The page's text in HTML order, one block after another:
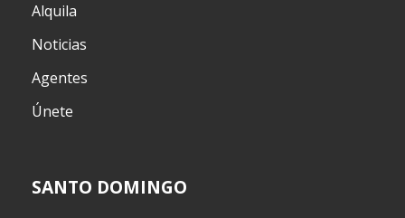
Alquila
Noticias
Agentes
Únete
SANTO DOMINGO